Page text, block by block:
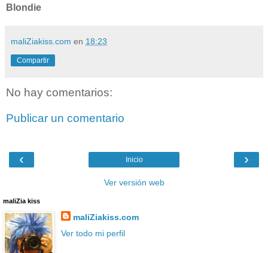
Blondie
maliZiakiss.com en 18:23
Compartir
No hay comentarios:
Publicar un comentario
‹ ›
Inicio
Ver versión web
maliZia kiss
maliZiakiss.com
Ver todo mi perfil